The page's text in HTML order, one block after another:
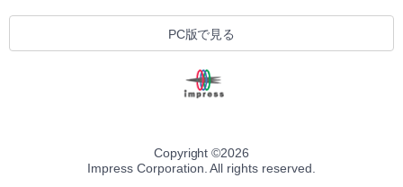
PC版で見る
Copyright ©2026
Impress Corporation. All rights reserved.